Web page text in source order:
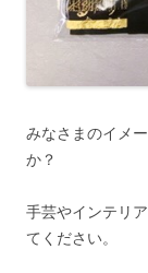
みなさまのイメ
か？
手芸やインテリ
てください。